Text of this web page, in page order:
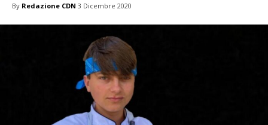
By Redazione CDN 3 Dicembre 2020